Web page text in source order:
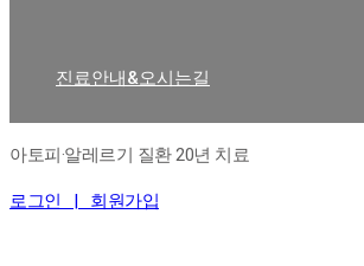
진료안내&오시는길
아토피·알레르기 질환 20년 치료
로그인 | 회원가입